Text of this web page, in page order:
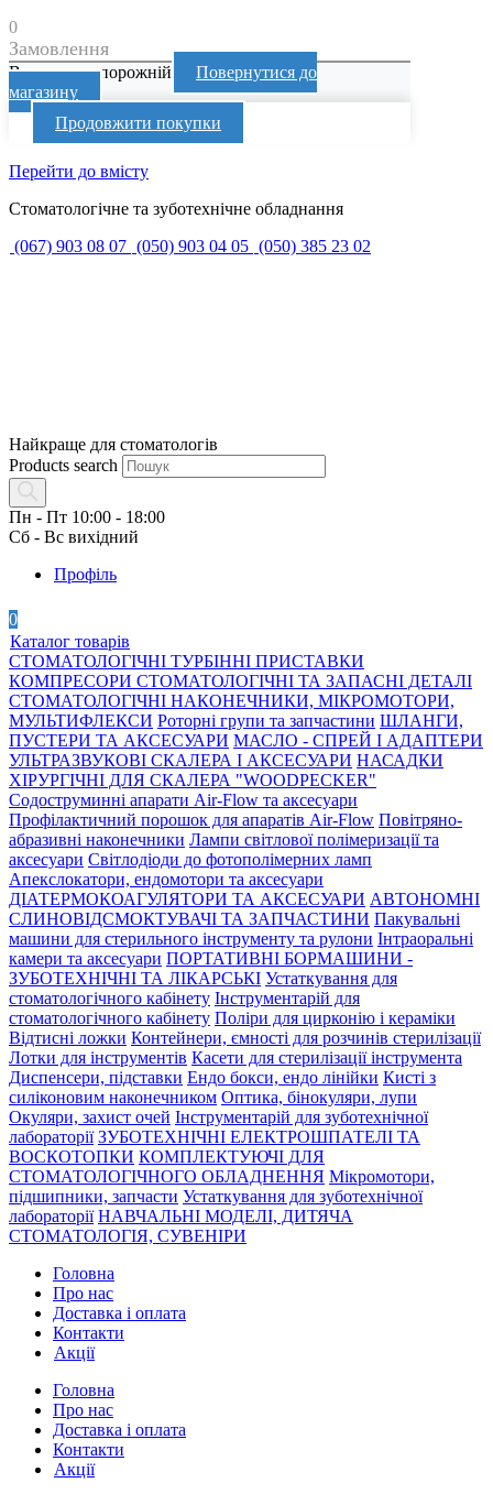
0
Замовлення
Ваш кошик порожній
Повернутися до
магазину
Продовжити покупки
Перейти до вмісту
Стоматологічне та зуботехнічне обладнання
(067) 903 08 07 (050) 903 04 05 (050) 385 23 02
Найкраще для стоматологів
Products search
Пн - Пт 10:00 - 18:00
Сб - Вс вихідний
Профіль
0
Каталог товарів
СТОМАТОЛОГІЧНІ ТУРБІННІ ПРИСТАВКИ
КОМПРЕСОРИ СТОМАТОЛОГІЧНІ ТА ЗАПАСНІ ДЕТАЛІ
СТОМАТОЛОГІЧНІ НАКОНЕЧНИКИ, МІКРОМОТОРИ,
МУЛЬТИФЛЕКСИ Роторні групи та запчастини ШЛАНГИ,
ПУСТЕРИ ТА АКСЕСУАРИ МАСЛО - СПРЕЙ І АДАПТЕРИ
УЛЬТРАЗВУКОВІ СКАЛЕРА І АКСЕСУАРИ НАСАДКИ
ХІРУРГІЧНІ ДЛЯ СКАЛЕРА "WOODPECKER"
Содоструминні апарати Air-Flow та аксесуари
Профілактичний порошок для апаратів Air-Flow Повітряно-
абразивні наконечники Лампи світлової полімеризації та
аксесуари Світлодіоди до фотополімерних ламп
Апекслокатори, ендомотори та аксесуари
ДІАТЕРМОКОАГУЛЯТОРИ ТА АКСЕСУАРИ АВТОНОМНІ
СЛИНОВІДСМОКТУВАЧІ ТА ЗАПЧАСТИНИ Пакувальні
машини для стерильного інструменту та рулони Інтраоральні
камери та аксесуари ПОРТАТИВНІ БОРМАШИНИ -
ЗУБОТЕХНІЧНІ ТА ЛІКАРСЬКІ Устаткування для
стоматологічного кабінету Інструментарій для
стоматологічного кабінету Поліри для цирконію і кераміки
Відтисні ложки Контейнери, ємності для розчинів стерилізації
Лотки для інструментів Касети для стерилізації інструмента
Диспенсери, підставки Ендо бокси, ендо лінійки Кисті з
силіконовим наконечником Оптика, бінокуляри, лупи
Окуляри, захист очей Інструментарій для зуботехнічної
лабораторії ЗУБОТЕХНІЧНІ ЕЛЕКТРОШПАТЕЛІ ТА
ВОСКОТОПКИ КОМПЛЕКТУЮЧІ ДЛЯ
СТОМАТОЛОГІЧНОГО ОБЛАДНЕННЯ Мікромотори,
підшипники, запчасти Устаткування для зуботехнічної
лабораторії НАВЧАЛЬНІ МОДЕЛІ, ДИТЯЧА
СТОМАТОЛОГІЯ, СУВЕНІРИ
Головна
Про нас
Доставка і оплата
Контакти
Акції
Головна
Про нас
Доставка і оплата
Контакти
Акції